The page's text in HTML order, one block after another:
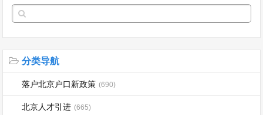
分类导航
落户北京户口新政策 (690)
北京人才引进 (665)